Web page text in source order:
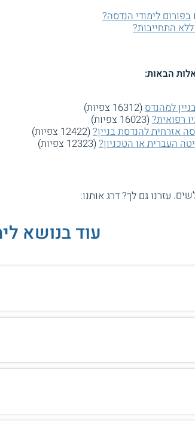
בפורום לימודי הנדסה?
ללא התחייבות?
הבאות:
למהנדס (16312 צפיות)
רפואית?(16023 צפיות)
אזרחית להנדסת בניין?(12422 צפיות)
העברית או הטכניון?(12323 צפיות)
עזרנו גם לך? דרג אותנו:
עוד בנושא